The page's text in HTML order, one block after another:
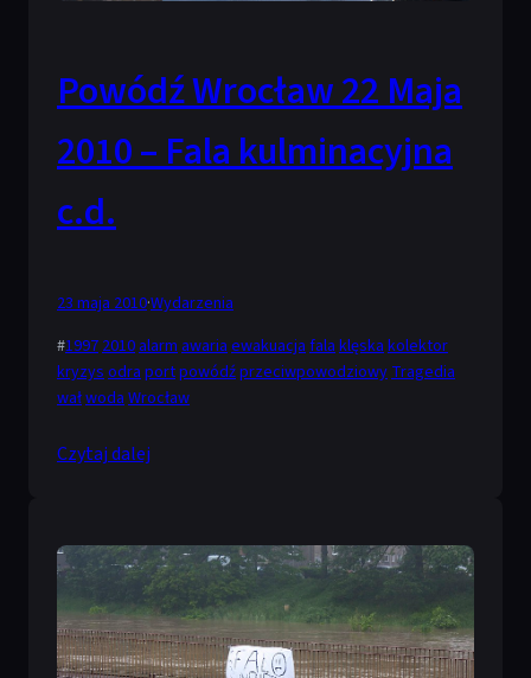
Powódź Wrocław 22 Maja
2010 – Fala kulminacyjna
c.d.
23 maja 2010·Wydarzenia
#19972010alarmawariaewakuacjafalaklęskakolektor
kryzysodraportpowódźprzeciwpowodziowyTragedia
wałwodaWrocław
Czytaj dalej